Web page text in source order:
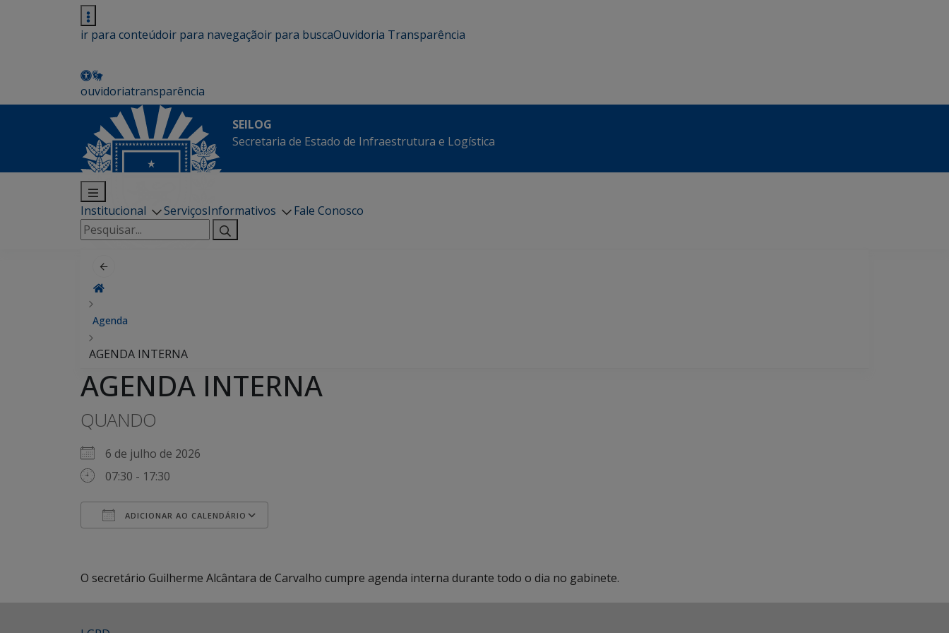
ir para conteúdoir para navegaçãoir para buscaOuvidoria Transparência
ouvidoriatransparência
SEILOG
Secretaria de Estado de Infraestrutura e Logística
Institucional ServiçosInformativos
Fale Conosco
Pesquisar
por:
Agenda
AGENDA INTERNA
AGENDA INTERNA
QUANDO
6 de julho de 2026
07:30 - 17:30
ADICIONAR AO CALENDÁRIO
O secretário Guilherme Alcântara de Carvalho cumpre agenda interna durante todo o dia no gabinete.